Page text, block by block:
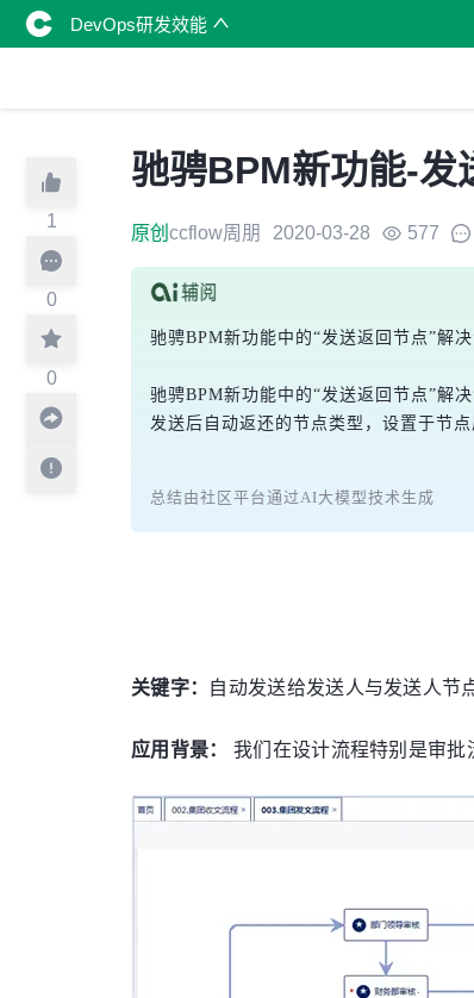
DevOps研发效能
1
0
0
驰骋BPM新功能-发
原创 ccflow周朋 2020-03-28 577
驰骋BPM新功能中的“发送返回节点”解
驰骋BPM新功能中的“发送返回节点”解
发送后自动返还的节点类型，设置于节
总结由社区平台通过AI大模型技术生成
关键字： 自动发送给发送人与发送人节
应用背景： 我们在设计流程特别是审批